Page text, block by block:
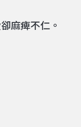
麻痺不仁。